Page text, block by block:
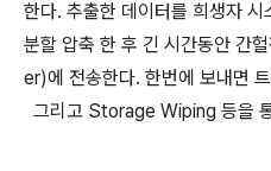
한다. 추출한 데이터를 희생자 시
분할 압축 한 후 긴 시간동안 간
er)에 전송한다. 한번에 보내면
그리고 Storage Wiping 등을